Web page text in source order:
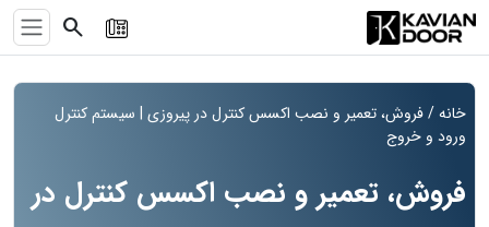
search
خانه/ فروش، تعمیر و نصب اکسس کنترل در پیروزی | سیستم کنترل
ورود و خروج
فروش، تعمیر و نصب اکسس کنترل در